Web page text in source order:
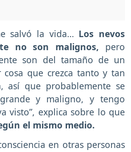
salvó la vida… Los nevos
no son malignos, pero
son del tamaño de un
que crezca tanto y tan
así que probablemente se
y maligno, y tengo
visto”, explica sobre lo que
el mismo medio.
en otras personas